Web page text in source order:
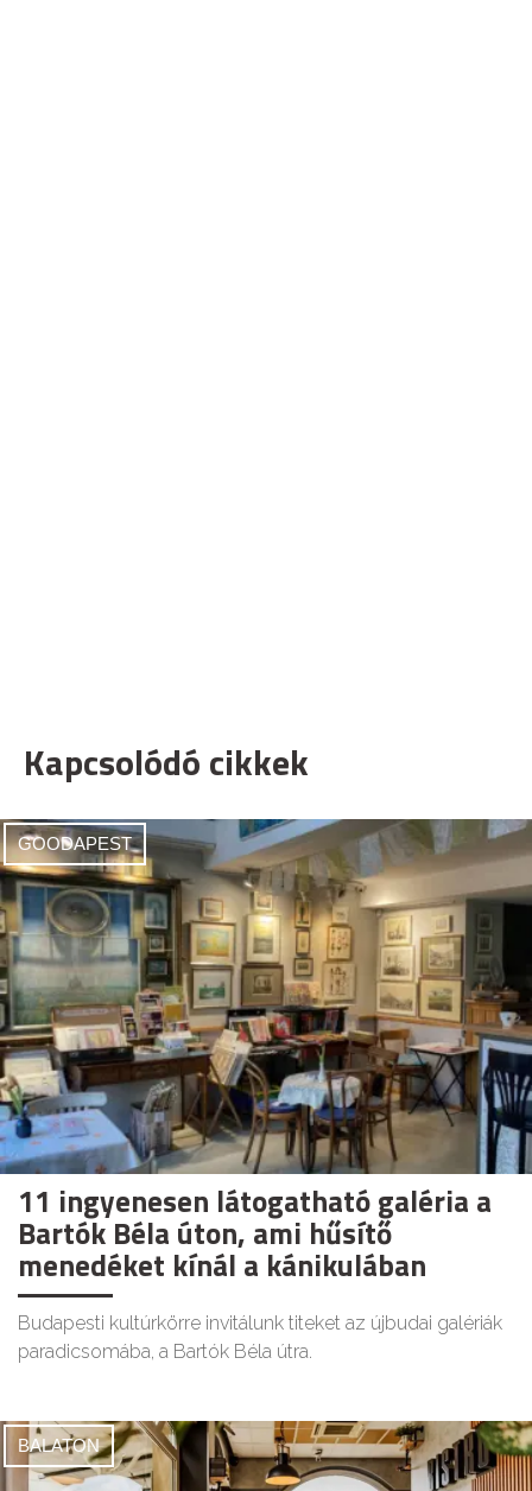
Kapcsolódó cikkek
GOODAPEST
11 ingyenesen látogatható galéria a
Bartók Béla úton, ami hűsítő
menedéket kínál a kánikulában
Budapesti kultúrkörre invitálunk titeket az újbudai galériák
paradicsomába, a Bartók Béla útra.
BALATON